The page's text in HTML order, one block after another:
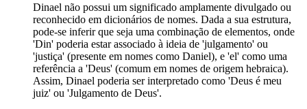
Dinael não possui um significado amplamente divulgado ou
reconhecido em dicionários de nomes. Dada a sua estrutura,
pode-se inferir que seja uma combinação de elementos, onde
'Din' poderia estar associado à ideia de 'julgamento' ou
'justiça' (presente em nomes como Daniel), e 'el' como uma
referência a 'Deus' (comum em nomes de origem hebraica).
Assim, Dinael poderia ser interpretado como 'Deus é meu
juiz' ou 'Julgamento de Deus'.